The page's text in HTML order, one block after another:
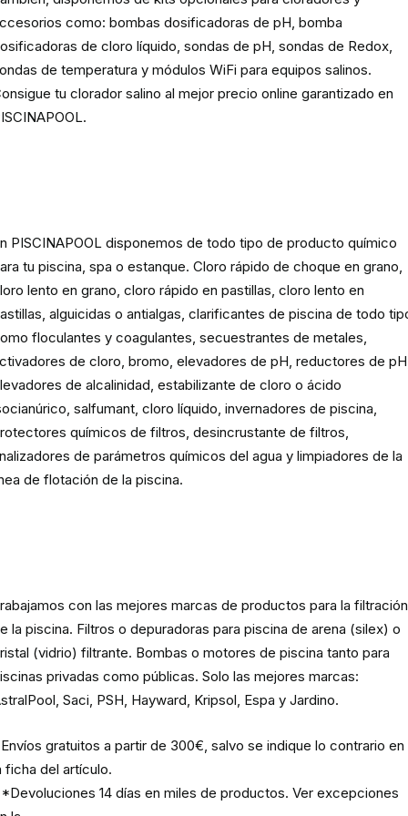
como: bombas dosificadoras de pH, bomba
de cloro líquido, sondas de pH, sondas de Redox,
de temperatura y módulos WiFi para equipos salinos.
tu clorador salino al mejor precio online garantizado en
PISCINAPOOL disponemos de todo tipo de producto químico
tu piscina, spa o estanque. Cloro rápido de choque en grano,
lento en grano, cloro rápido en pastillas, cloro lento en
alguicidas o antialgas, clarificantes de piscina de todo
floculantes y coagulantes, secuestrantes de metales,
de cloro, bromo, elevadores de pH, reductores de
de alcalinidad, estabilizante de cloro o ácido
salfumant, cloro líquido, invernadores de piscina,
químicos de filtros, desincrustante de filtros,
de parámetros químicos del agua y limpiadores de la
de flotación de la piscina.
con las mejores marcas de productos para la filtración
la piscina. Filtros o depuradoras para piscina de arena (silex) o
(vidrio) filtrante. Bombas o motores de piscina tanto para
privadas como públicas. Solo las mejores marcas:
Saci, PSH, Hayward, Kripsol, Espa y Jardino.
gratuitos a partir de 300€, salvo se indique lo contrario en
ficha del artículo.
14 días en miles de productos. Ver excepciones